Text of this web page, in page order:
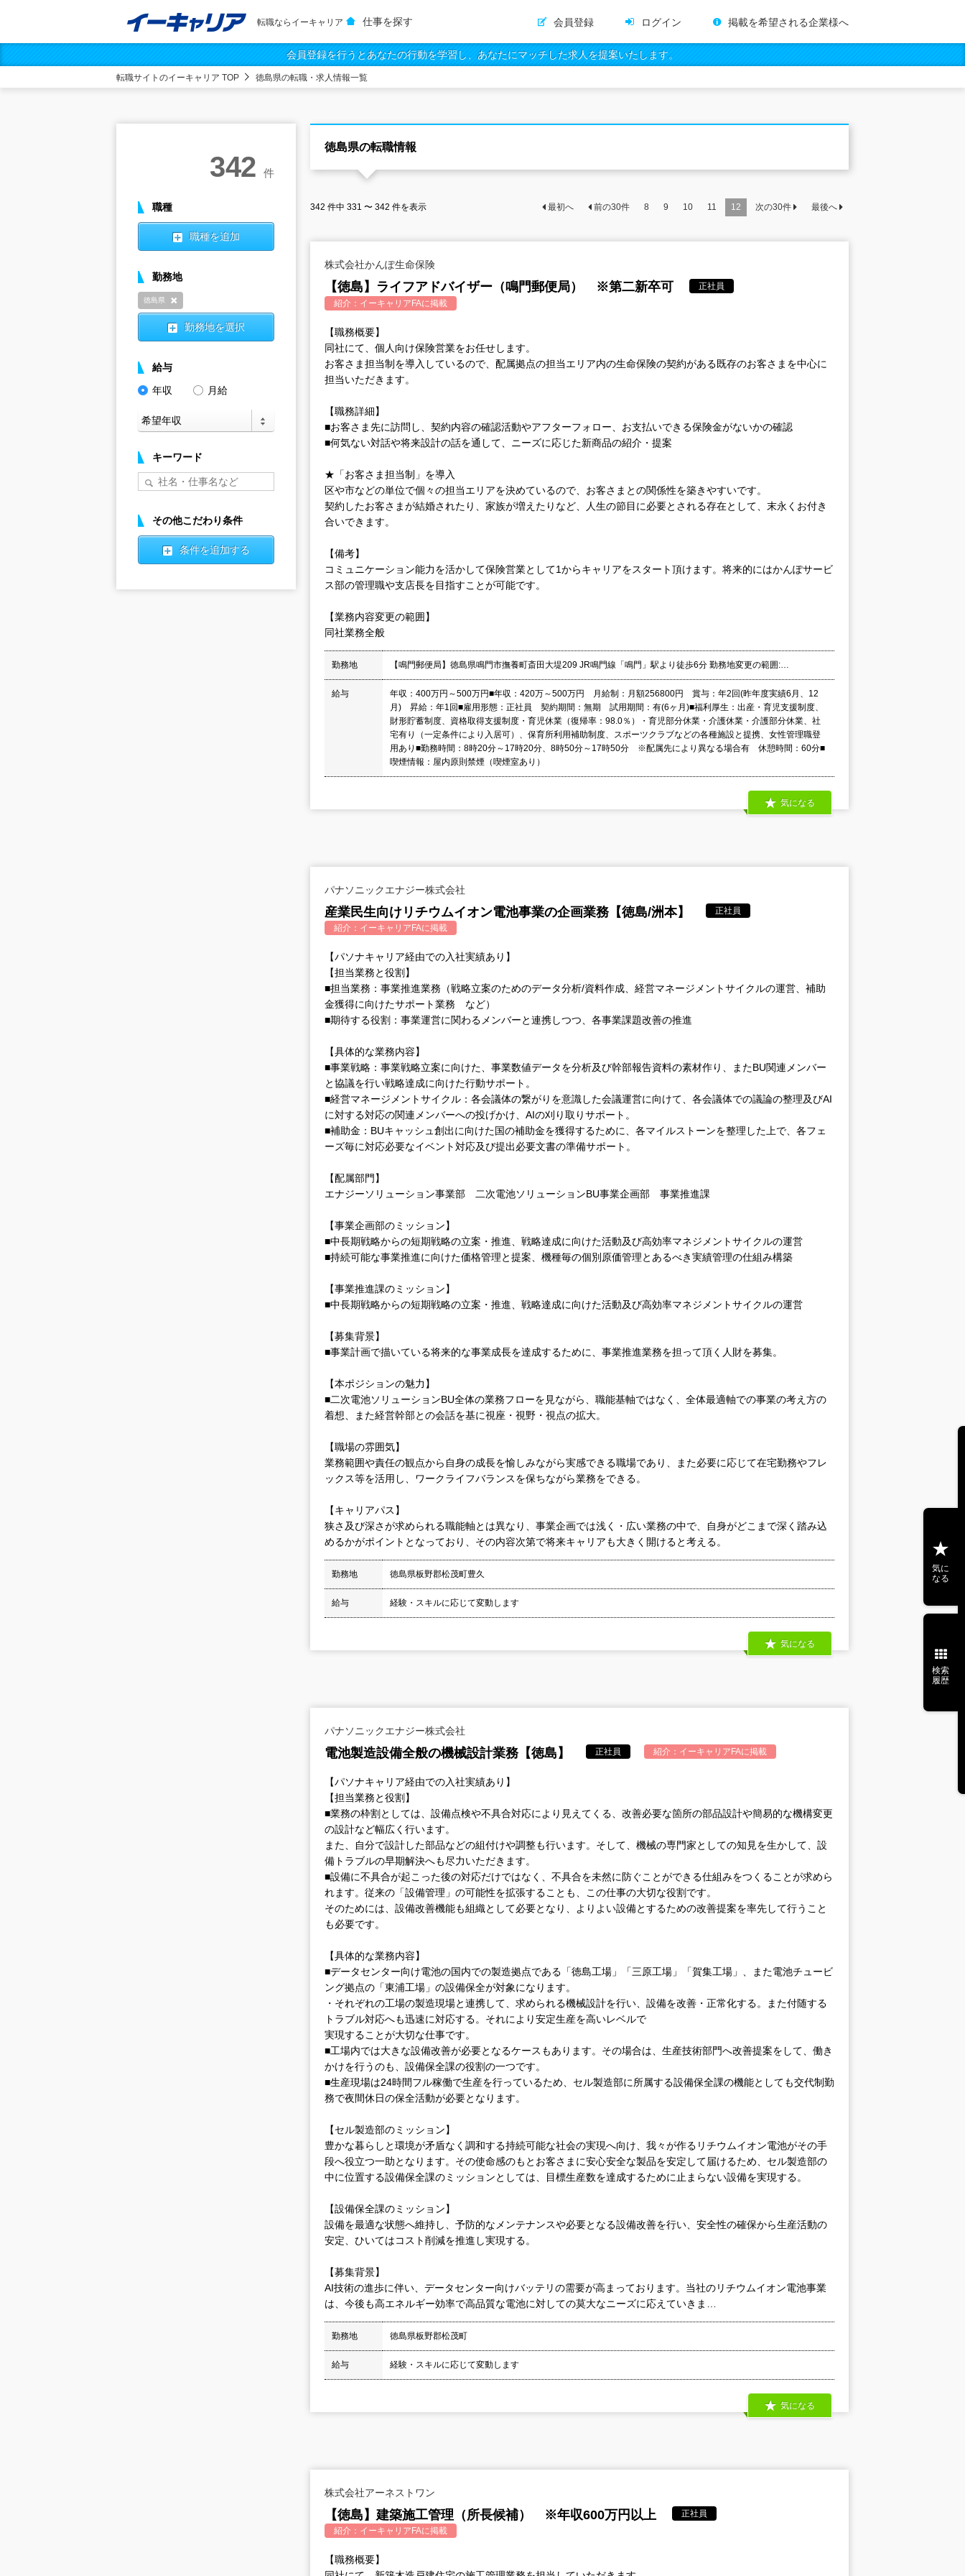
転職ならイーキャリア 仕事を探す 会員登録 ログイン 掲載を希望される企業様へ
会員登録を行うとあなたの行動を学習し、あなたにマッチした求人を提案いたします。
転職サイトのイーキャリア TOP 徳島県の転職・求人情報一覧
徳島県の転職情報
342 件中 331 〜 342 件を表示 最初へ 前の30件 8 9 10 11 12 次の30件 最後へ
株式会社かんぽ生命保険
【徳島】ライフアドバイザー（鳴門郵便局） ※第二新卒可
正社員
紹介： イーキャリアFAに掲載
【職務概要】
同社にて、個人向け保険営業をお任せします。
お客さま担当制を導入しているので、配属拠点の担当エリア内の生命保険の契約がある既存のお客さまを中心に
担当いただきます。
【職務詳細】
■お客さま先に訪問し、契約内容の確認活動やアフターフォロー、お支払いできる保険金がないかの確認
■何気ない対話や将来設計の話を通して、ニーズに応じた新商品の紹介・提案
★「お客さま担当制」を導入
区や市などの単位で個々の担当エリアを決めているので、お客さまとの関係性を築きやすいです。
契約したお客さまが結婚されたり、家族が増えたりなど、人生の節目に必要とされる存在として、末永くお付き
合いできます。
【備考】
コミュニケーション能力を活かして保険営業として1からキャリアをスタート頂けます。将来的にはかんぽサービ
ス部の管理職や支店長を目指すことが可能です。
【業務内容変更の範囲】
同社業務全般
勤務地 【鳴門郵便局】徳島県鳴門市撫養町斎田大堤209 JR鳴門線「鳴門」駅より徒歩6分 勤務地変更の範囲:…
給与
年収：400万円～500万円■年収：420万～500万円 月給制：月額256800円 賞与：年2回(昨年度実績6月、12
月) 昇給：年1回■雇用形態：正社員 契約期間：無期 試用期間：有(6ヶ月)■福利厚生：出産・育児支援制度、
財形貯蓄制度、資格取得支援制度・育児休業（復帰率：98.0％）・育児部分休業・介護休業・介護部分休業、社
宅有り（一定条件により入居可）、保育所利用補助制度、スポーツクラブなどの各種施設と提携、女性管理職登
用あり■勤務時間：8時20分～17時20分、8時50分～17時50分 ※配属先により異なる場合有 休憩時間：60分■
喫煙情報：屋内原則禁煙（喫煙室あり）
気になる
パナソニックエナジー株式会社
産業民生向けリチウムイオン電池事業の企画業務【徳島/洲本】
正社員
紹介： イーキャリアFAに掲載
【パソナキャリア経由での入社実績あり】
【担当業務と役割】
■担当業務：事業推進業務（戦略立案のためのデータ分析/資料作成、経営マネージメントサイクルの運営、補助
金獲得に向けたサポート業務 など）
■期待する役割：事業運営に関わるメンバーと連携しつつ、各事業課題改善の推進
【具体的な業務内容】
■事業戦略：事業戦略立案に向けた、事業数値データを分析及び幹部報告資料の素材作り、またBU関連メンバー
と協議を行い戦略達成に向けた行動サポート。
■経営マネージメントサイクル：各会議体の繋がりを意識した会議運営に向けて、各会議体での議論の整理及びAI
に対する対応の関連メンバーへの投げかけ、AIの刈り取りサポート。
■補助金：BUキャッシュ創出に向けた国の補助金を獲得するために、各マイルストーンを整理した上で、各フェ
ーズ毎に対応必要なイベント対応及び提出必要文書の準備サポート。
【配属部門】
エナジーソリューション事業部 二次電池ソリューションBU事業企画部 事業推進課
【事業企画部のミッション】
■中長期戦略からの短期戦略の立案・推進、戦略達成に向けた活動及び高効率マネジメントサイクルの運営
■持続可能な事業推進に向けた価格管理と提案、機種毎の個別原価管理とあるべき実績管理の仕組み構築
【事業推進課のミッション】
■中長期戦略からの短期戦略の立案・推進、戦略達成に向けた活動及び高効率マネジメントサイクルの運営
【募集背景】
■事業計画で描いている将来的な事業成長を達成するために、事業推進業務を担って頂く人財を募集。
【本ポジションの魅力】
■二次電池ソリューションBU全体の業務フローを見ながら、職能基軸ではなく、全体最適軸での事業の考え方の
着想、また経営幹部との会話を基に視座・視野・視点の拡大。
【職場の雰囲気】
業務範囲や責任の観点から自身の成長を愉しみながら実感できる職場であり、また必要に応じて在宅勤務やフレ
ックス等を活用し、ワークライフバランスを保ちながら業務をできる。
【キャリアパス】
狭さ及び深さが求められる職能軸とは異なり、事業企画では浅く・広い業務の中で、自身がどこまで深く踏み込
めるかがポイントとなっており、その内容次第で将来キャリアも大きく開けると考える。
勤務地 徳島県板野郡松茂町豊久
給与 経験・スキルに応じて変動します
気になる
パナソニックエナジー株式会社
電池製造設備全般の機械設計業務【徳島】 正社員 紹介： イーキャリアFAに掲載
【パソナキャリア経由での入社実績あり】
【担当業務と役割】
■業務の枠割としては、設備点検や不具合対応により見えてくる、改善必要な箇所の部品設計や簡易的な機構変更
の設計など幅広く行います。
また、自分で設計した部品などの組付けや調整も行います。そして、機械の専門家としての知見を生かして、設
備トラブルの早期解決へも尽力いただきます。
■設備に不具合が起こった後の対応だけではなく、不具合を未然に防ぐことができる仕組みをつくることが求めら
れます。従来の「設備管理」の可能性を拡張することも、この仕事の大切な役割です。
そのためには、設備改善機能も組織として必要となり、よりよい設備とするための改善提案を率先して行うこと
も必要です。
【具体的な業務内容】
■データセンター向け電池の国内での製造拠点である「徳島工場」「三原工場」「賀集工場」、また電池チュービ
ング拠点の「東浦工場」の設備保全が対象になります。
・それぞれの工場の製造現場と連携して、求められる機械設計を行い、設備を改善・正常化する。また付随する
トラブル対応へも迅速に対応する。それにより安定生産を高いレベルで
実現することが大切な仕事です。
■工場内では大きな設備改善が必要となるケースもあります。その場合は、生産技術部門へ改善提案をして、働き
かけを行うのも、設備保全課の役割の一つです。
■生産現場は24時間フル稼働で生産を行っているため、セル製造部に所属する設備保全課の機能としても交代制勤
務で夜間休日の保全活動が必要となります。
【セル製造部のミッション】
豊かな暮らしと環境が矛盾なく調和する持続可能な社会の実現へ向け、我々が作るリチウムイオン電池がその手
段へ役立つ一助となります。その使命感のもとお客さまに安心安全な製品を安定して届けるため、セル製造部の
中に位置する設備保全課のミッションとしては、目標生産数を達成するために止まらない設備を実現する。
【設備保全課のミッション】
設備を最適な状態へ維持し、予防的なメンテナンスや必要となる設備改善を行い、安全性の確保から生産活動の
安定、ひいてはコスト削減を推進し実現する。
【募集背景】
AI技術の進歩に伴い、データセンター向けバッテリの需要が高まっております。当社のリチウムイオン電池事業
は、今後も高エネルギー効率で高品質な電池に対しての莫大なニーズに応えていきま…
勤務地 徳島県板野郡松茂町
給与 経験・スキルに応じて変動します
気になる
株式会社アーネストワン
【徳島】建築施工管理（所長候補） ※年収600万円以上
正社員
紹介： イーキャリアFAに掲載
【職務概要】
342 件
職種
職種を追加
勤務地
徳島県
勤務地を選択
給与
年収
月給
キーワード
その他こだわり条件
条件を追加する
気に
なる
検索
履歴